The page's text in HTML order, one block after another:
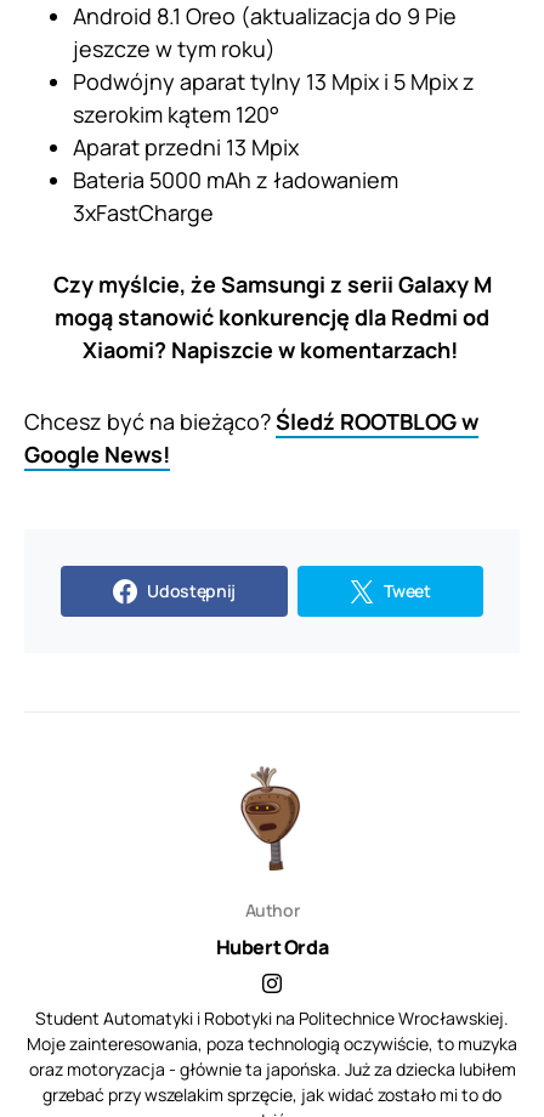
Android 8.1 Oreo (aktualizacja do 9 Pie
jeszcze w tym roku)
Podwójny aparat tylny 13 Mpix i 5 Mpix z
szerokim kątem 120°
Aparat przedni 13 Mpix
Bateria 5000 mAh z ładowaniem
3xFastCharge
Czy myślcie, że Samsungi z serii Galaxy M
mogą stanowić konkurencję dla Redmi od
Xiaomi? Napiszcie w komentarzach!
Chcesz być na bieżąco?Śledź ROOTBLOG w
Google News!
Udostępnij Tweet
Author
Hubert Orda
Student Automatyki i Robotyki na Politechnice Wrocławskiej.
Moje zainteresowania, poza technologią oczywiście, to muzyka
oraz motoryzacja - głównie ta japońska. Już za dziecka lubiłem
grzebać przy wszelakim sprzęcie, jak widać zostało mi to do